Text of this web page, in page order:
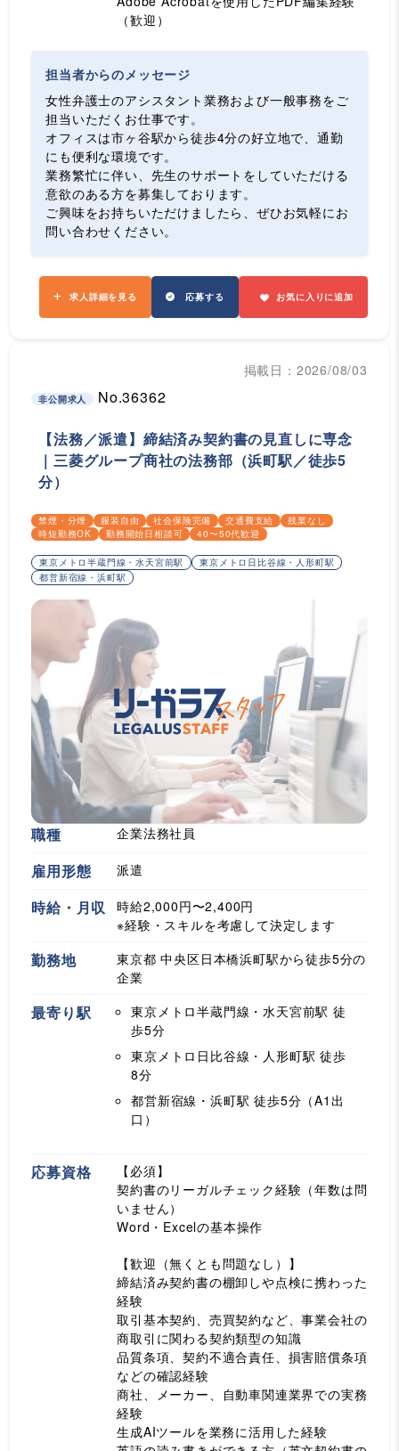
（歓迎）
担当者からのメッセージ
女性弁護士のアシスタント業務および一般事務をご
担当いただくお仕事です。
オフィスは市ヶ谷駅から徒歩4分の好立地で、通勤
にも便利な環境です。
業務繁忙に伴い、先生のサポートをしていただける
意欲のある方を募集しております。
ご興味をお持ちいただけましたら、ぜひお気軽にお
問い合わせください。
求人詳細を見る 応募する お気に入りに追加
掲載日：2026/08/03
非公開求人 No.36362
【法務／派遣】締結済み契約書の見直しに専念
｜三菱グループ商社の法務部（浜町駅／徒歩5
分）
禁煙・分煙 服装自由 社会保険完備 交通費支給
残業なし
時短勤務OK
勤務開始日相談可 40〜50代歓迎
東京メトロ半蔵門線・水天宮前駅
東京メトロ日比谷線・人形町駅
都営新宿線・浜町駅
職種 企業法務社員
雇用形態 派遣
時給・月収
時給2,000円〜2,400円
※経験・スキルを考慮して決定します
勤務地
東京都 中央区日本橋浜町駅から徒歩5分の
企業
最寄り駅 東京メトロ半蔵門線・水天宮前駅 徒
歩5分
東京メトロ日比谷線・人形町駅 徒歩
8分
都営新宿線・浜町駅 徒歩5分（A1出
口）
応募資格
【必須】
契約書のリーガルチェック経験（年数は問
いません）
Word・Excelの基本操作
【歓迎（無くとも問題なし）】
締結済み契約書の棚卸しや点検に携わった
経験
取引基本契約、売買契約など、事業会社の
商取引に関わる契約類型の知識
品質条項、契約不適合責任、損害賠償条項
などの確認経験
商社、メーカー、自動車関連業界での実務
経験
生成AIツールを業務に活用した経験